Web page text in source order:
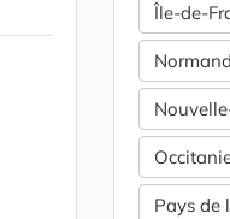
Île-de-
Pays de